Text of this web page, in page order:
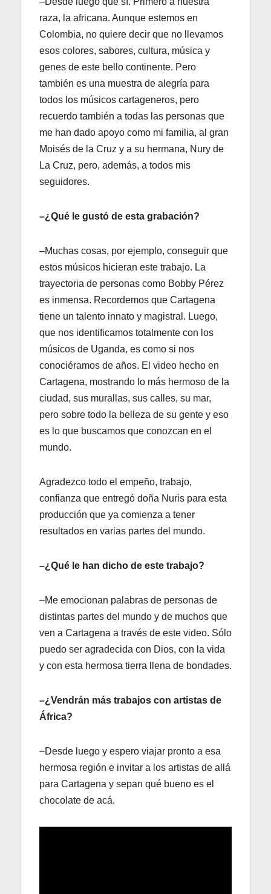
raza, la africana. Aunque estemos en
Colombia, no quiere decir que no llevamos
esos colores, sabores, cultura, música y
genes de este bello continente. Pero
también es una muestra de alegría para
todos los músicos cartageneros, pero
recuerdo también a todas las personas que
me han dado apoyo como mi familia, al gran
Moisés de la Cruz y a su hermana, Nury de
La Cruz, pero, además, a todos mis
seguidores.
–¿Qué le gustó de esta grabación?
–Muchas cosas, por ejemplo, conseguir que
estos músicos hicieran este trabajo. La
trayectoria de personas como Bobby Pérez
es inmensa. Recordemos que Cartagena
tiene un talento innato y magistral. Luego,
que nos identificamos totalmente con los
músicos de Uganda, es como si nos
conociéramos de años. El video hecho en
Cartagena, mostrando lo más hermoso de la
ciudad, sus murallas, sus calles, su mar,
pero sobre todo la belleza de su gente y eso
es lo que buscamos que conozcan en el
mundo.
Agradezco todo el empeño, trabajo,
confianza que entregó doña Nuris para esta
producción que ya comienza a tener
resultados en varias partes del mundo.
–¿Qué le han dicho de este trabajo?
–Me emocionan palabras de personas de
distintas partes del mundo y de muchos que
ven a Cartagena a través de este video. Sólo
puedo ser agradecida con Dios, con la vida
y con esta hermosa tierra llena de bondades.
–¿Vendrán más trabajos con artistas de
África?
–Desde luego y espero viajar pronto a esa
hermosa región e invitar a los artistas de allá
para Cartagena y sepan qué bueno es el
chocolate de acá.